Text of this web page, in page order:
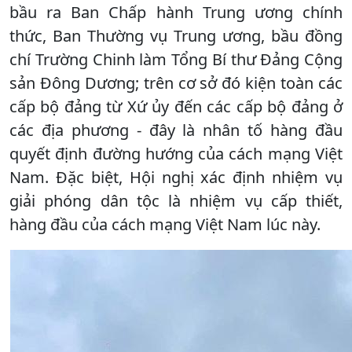
bầu ra Ban Chấp hành Trung ương chính
thức, Ban Thường vụ Trung ương, bầu đồng
chí Trường Chinh làm Tổng Bí thư Đảng Cộng
sản Đông Dương; trên cơ sở đó kiện toàn các
cấp bộ đảng từ Xứ ủy đến các cấp bộ đảng ở
các địa phương - đây là nhân tố hàng đầu
quyết định đường hướng của cách mạng Việt
Nam. Đặc biệt, Hội nghị xác định nhiệm vụ
giải phóng dân tộc là nhiệm vụ cấp thiết,
hàng đầu của cách mạng Việt Nam lúc này.